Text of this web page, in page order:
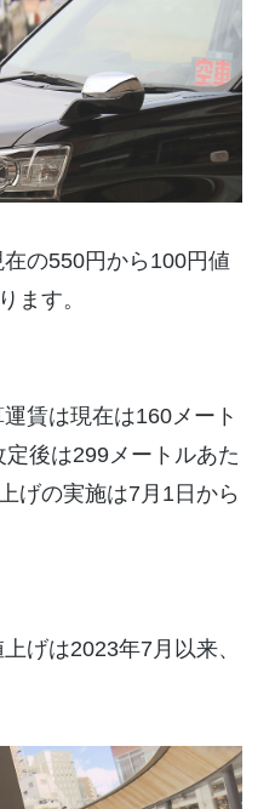
の550円から100円値
ます。
賃は現在は160メート
後は299メートルあた
げの実施は7月1日から
げは2023年7月以来、